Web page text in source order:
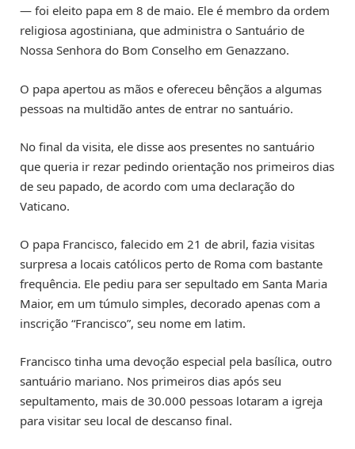
— foi eleito papa em 8 de maio. Ele é membro da ordem
religiosa agostiniana, que administra o Santuário de
Nossa Senhora do Bom Conselho em Genazzano.
O papa apertou as mãos e ofereceu bênçãos a algumas
pessoas na multidão antes de entrar no santuário.
No final da visita, ele disse aos presentes no santuário
que queria ir rezar pedindo orientação nos primeiros dias
de seu papado, de acordo com uma declaração do
Vaticano.
O papa Francisco, falecido em 21 de abril, fazia visitas
surpresa a locais católicos perto de Roma com bastante
frequência. Ele pediu para ser sepultado em Santa Maria
Maior, em um túmulo simples, decorado apenas com a
inscrição “Francisco”, seu nome em latim.
Francisco tinha uma devoção especial pela basílica, outro
santuário mariano. Nos primeiros dias após seu
sepultamento, mais de 30.000 pessoas lotaram a igreja
para visitar seu local de descanso final.